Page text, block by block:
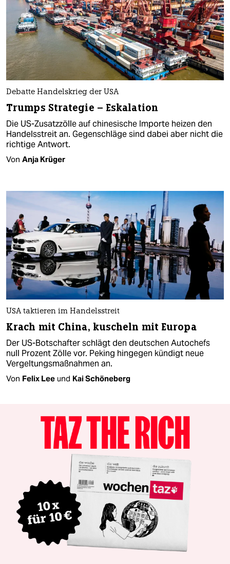
Debatte Handelskrieg der USA
Trumps Strategie – Eskalation
Die US-Zusatzzölle auf chinesische Importe heizen den
Handelsstreit an. Gegenschläge sind dabei aber nicht die
richtige Antwort.
Von Anja Krüger
USA taktieren im Handelsstreit
Krach mit China, kuscheln mit Europa
Der US-Botschafter schlägt den deutschen Autochefs
null Prozent Zölle vor. Peking hingegen kündigt neue
Vergeltungsmaßnahmen an.
Von Felix Lee und Kai Schöneberg